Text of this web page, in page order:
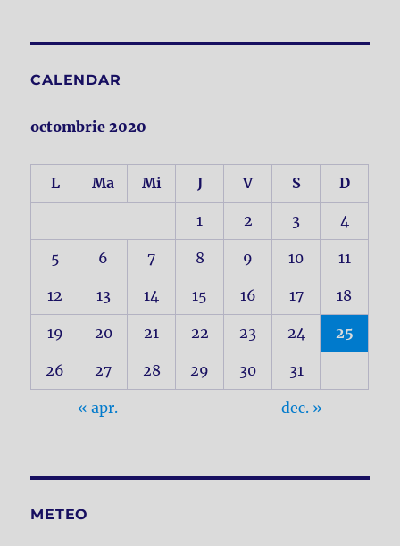
CALENDAR
octombrie 2020
L Ma Mi J V S D
1 2 3 4
5 6 7 8 9 10 11
12 13 14 15 16 17 18
19 20 21 22 23 24 25
26 27 28 29 30 31
« apr. dec. »
METEO